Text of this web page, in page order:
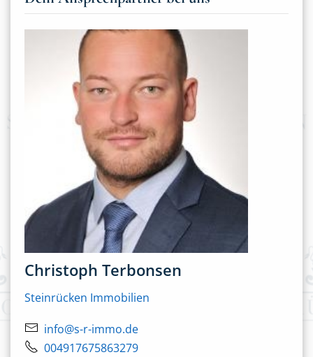
Christoph Terbonsen
Steinrücken Immobilien
info@s-r-immo.de
004917675863279